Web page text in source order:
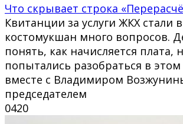
Что скрывает строка
Квитанции за услуги ЖКХ стали
костомукшан много вопросов.
понять, как начисляется плата,
попытались разобраться в
вместе с Владимиром
председателем
0420